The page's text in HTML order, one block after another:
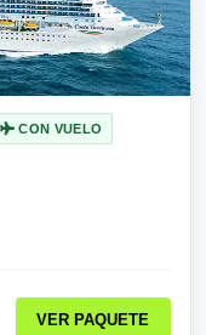
CON VUELO
VER PAQUETE